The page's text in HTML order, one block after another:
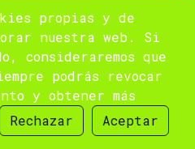
propias y de
nuestra web. Si
consideraremos que
podrás revocar
y obtener más
Rechazar Aceptar